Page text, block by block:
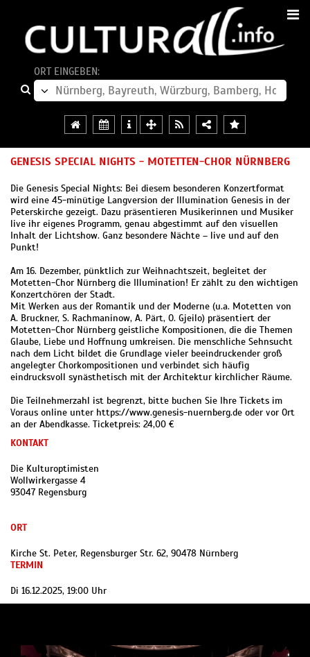
ORT EINGEBEN:
GENESIS SPECIAL NIGHTS - MOTETTEN-CHOR NÜRNBERG
Die Genesis Special Nights: Bei diesem besonderen Konzertformat
wird eine 45-minütige Langversion der Illumination Genesis in der
Peterskirche gezeigt. Dazu prä­sen­tieren Musikerinnen und Musiker
live ihr eigenes Programm, genau abgestimmt auf den visuellen
Inhalt der Lichtshow. Ganz besondere Nächte – live und auf den
Punkt!
Am 16. Dezember, pünktlich zur Weihnachtszeit, begleitet der
Motetten-Chor Nürnberg die Illumination! Er zählt zu den wichtigen
Konzert­chören der Stadt.
Mit Werken aus der Romantik und der Moder­ne (u.a. Motetten von
A. Bruckner, S. Rachmaninow, A. Pärt, O. Gjeilo) präsentiert der
Motetten-Chor Nürnberg geistliche Kom­posi­tionen, die die Themen
Glaube, Liebe und Hoffnung umkrei­sen. Die menschliche Sehnsucht
nach dem Licht bildet die Grundlage vieler be­ein­druckender groß
angelegter Chorkom­posi­tion­en und verbindet sich häu­fig
eindrucksvoll synäs­thetisch mit der Architektur kirchlicher Räume.
Die Teilnehmerzahl ist begrenzt, bitte buchen Sie Ihre Tickets im
Voraus online unter https://www.genesis-nuernberg.de oder vor Ort
an der Abendkasse. Ticketpreis: 24,00 €
KONTAKT
Die Kulturoptimisten
Wollwirkergasse 4
93047 Regensburg
ORT
Kirche St. Peter, Regensburger Str. 62, 90478 Nürnberg
TERMIN
Di 16.12.2025, 19:00 Uhr